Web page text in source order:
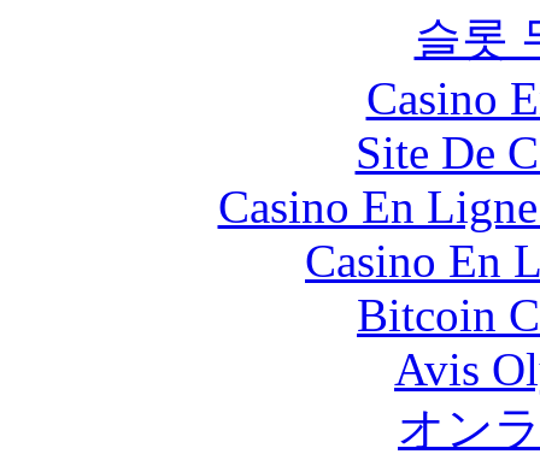
슬롯
Casino
Site De
Casino En
Casino En
Bitcoin
Avis
オン